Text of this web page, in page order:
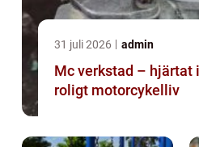
31 juli 2026 admin
Mc verkstad – hjärtat
roligt motorcykelliv